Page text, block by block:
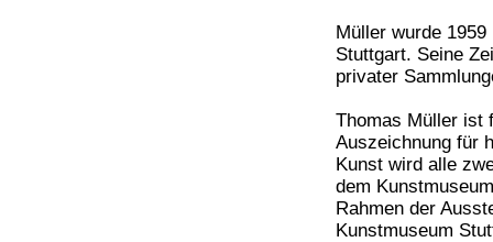
Müller wurde
Stuttgart. Seine
privater
Thomas Müller ist
Auszeichnung für
Kunst wird alle
dem
Rahmen der
Kunstmuseum